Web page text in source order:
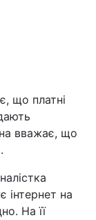
що платні
вважає, що
інтернет на
На її